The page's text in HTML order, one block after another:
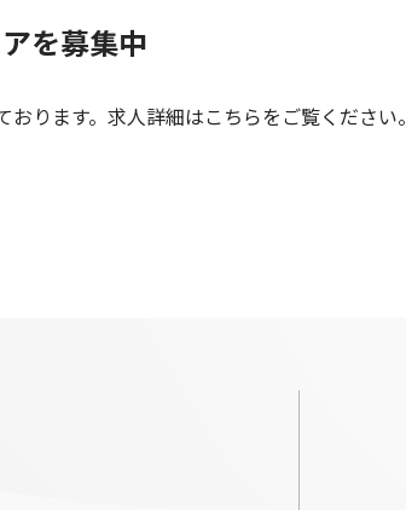
を募集中
ります。求人詳細はこちらをご覧ください。